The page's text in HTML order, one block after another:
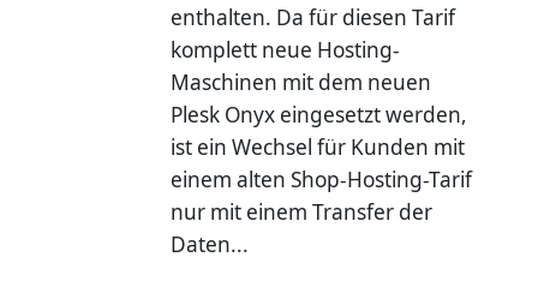
enthalten. Da für diesen Tarif
komplett neue Hosting-
Maschinen mit dem neuen
Plesk Onyx eingesetzt werden,
ist ein Wechsel für Kunden mit
einem alten Shop-Hosting-Tarif
nur mit einem Transfer der
Daten...